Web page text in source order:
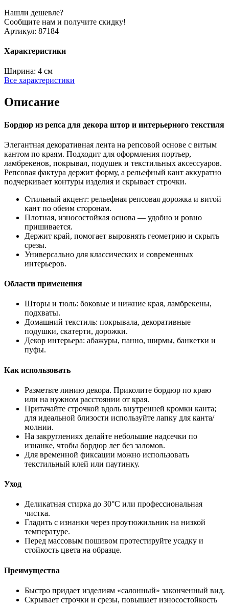
Нашли дешевле?
Сообщите нам и получите скидку!
Артикул: 87184
Характеристики
Ширина: 4 см
Все характеристики
Описание
Бордюр из репса для декора штор и интерьерного текстиля
Элегантная декоративная лента на репсовой основе с витым
кантом по краям. Подходит для оформления портьер,
ламбрекенов, покрывал, подушек и текстильных аксессуаров.
Репсовая фактура держит форму, а рельефный кант аккуратно
подчеркивает контуры изделия и скрывает строчки.
Стильный акцент: рельефная репсовая дорожка и витой
кант по обеим сторонам.
Плотная, износостойкая основа — удобно и ровно
пришивается.
Держит край, помогает выровнять геометрию и скрыть
срезы.
Универсально для классических и современных
интерьеров.
Области применения
Шторы и тюль: боковые и нижние края, ламбрекены,
подхваты.
Домашний текстиль: покрывала, декоративные
подушки, скатерти, дорожки.
Декор интерьера: абажуры, панно, ширмы, банкетки и
пуфы.
Как использовать
Разметьте линию декора. Приколите бордюр по краю
или на нужном расстоянии от края.
Притачайте строчкой вдоль внутренней кромки канта;
для идеальной близости используйте лапку для канта/
молнии.
На закруглениях делайте небольшие надсечки по
изнанке, чтобы бордюр лег без заломов.
Для временной фиксации можно использовать
текстильный клей или паутинку.
Уход
Деликатная стирка до 30°C или профессиональная
чистка.
Гладить с изнанки через проутюжильник на низкой
температуре.
Перед массовым пошивом протестируйте усадку и
стойкость цвета на образце.
Преимущества
Быстро придает изделиям «салонный» законченный вид.
Скрывает строчки и срезы, повышает износостойкость